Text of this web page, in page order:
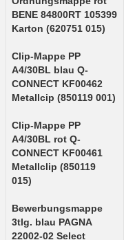
BENE 84800RT 105399
Karton (620751 015)
Clip-Mappe PP
A4/30BL blau Q-
CONNECT KF00462
Metallcip (850119 001)
Clip-Mappe PP
A4/30BL rot Q-
CONNECT KF00461
Metallclip (850119
015)
Bewerbungsmappe
3tlg. blau PAGNA
22002-02 Select